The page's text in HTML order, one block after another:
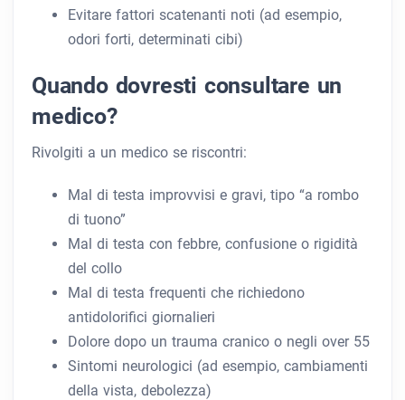
Evitare fattori scatenanti noti (ad esempio,
odori forti, determinati cibi)
Quando dovresti consultare un
medico?
Rivolgiti a un medico se riscontri:
Mal di testa improvvisi e gravi, tipo “a rombo
di tuono”
Mal di testa con febbre, confusione o rigidità
del collo
Mal di testa frequenti che richiedono
antidolorifici giornalieri
Dolore dopo un trauma cranico o negli over 55
Sintomi neurologici (ad esempio, cambiamenti
della vista, debolezza)